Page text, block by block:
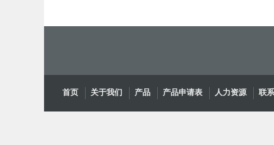
首页 关于我们 产品 产品申请表 人力资源 联系